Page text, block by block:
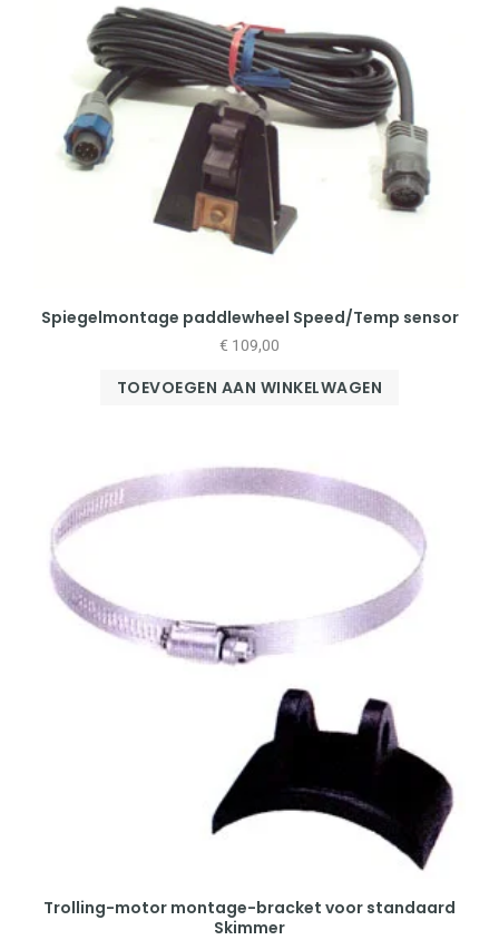
Spiegelmontage paddlewheel Speed/Temp sensor
€ 109,00
TOEVOEGEN AAN WINKELWAGEN
Trolling-motor montage-bracket voor standaard
Skimmer